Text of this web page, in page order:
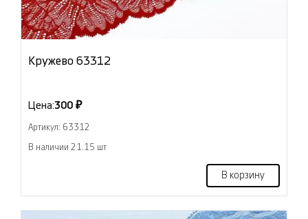
Кружево 63312
Цена:300 ₽
Артикул: 63312
В наличии 21.15 шт
В корзину